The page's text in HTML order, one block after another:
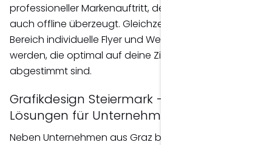
professioneller Markenauftritt, der sowohl online als
auch offline überzeugt. Gleichzeitig können in diesem
Bereich individuelle Flyer und Werbemittel entwickelt
werden, die optimal auf deine Zielgruppe
abgestimmt sind.
Grafikdesign Steiermark – Kreative
Lösungen für Unternehmen der Region
Neben Unternehmen aus Graz begleite ich auch